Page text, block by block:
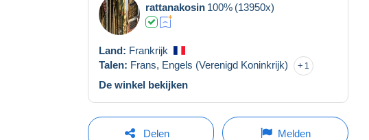
rattanakosin 100% (13950x)
Land: Frankrijk
Talen: Frans, Engels (Verenigd Koninkrijk) 1
De winkel bekijken
Delen Melden